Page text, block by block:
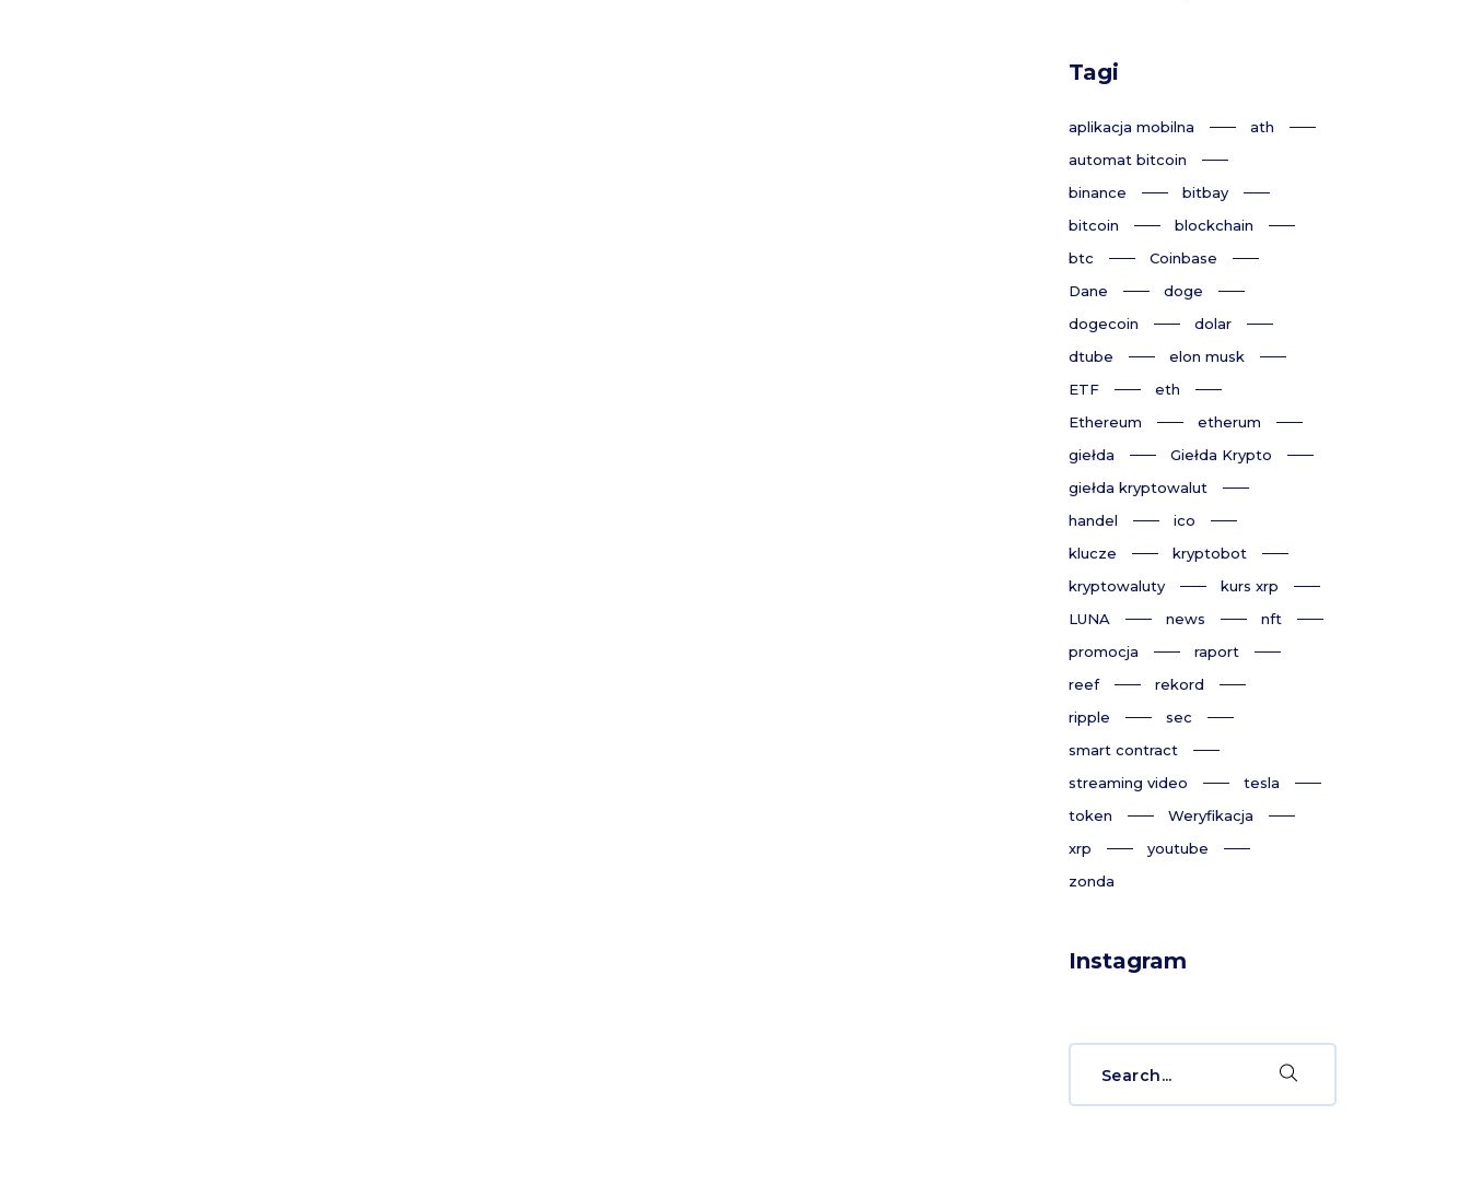
Tagi
aplikacja mobilna
ath
automat bitcoin
binance
bitbay
bitcoin
blockchain
btc
Coinbase
Dane
doge
dogecoin
dolar
dtube
elon musk
ETF
eth
Ethereum
etherum
giełda
Giełda Krypto
giełda kryptowalut
handel
ico
klucze
kryptobot
kryptowaluty
kurs xrp
LUNA
news
nft
promocja
raport
reef
rekord
ripple
sec
smart contract
streaming video
tesla
token
Weryfikacja
xrp
youtube
zonda
Instagram